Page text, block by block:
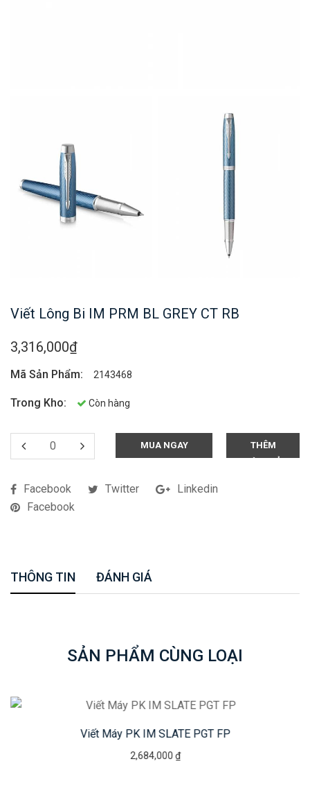
Viết Lông Bi IM PRM BL GREY CT RB
3,316,000₫
Mã Sản Phẩm: 2143468
Trong Kho: Còn hàng
MUA NGAY
THÊM
VÀO GIỎ
Facebook Twitter
Linkedin
Facebook
THÔNG TIN ĐÁNH GIÁ
SẢN PHẨM CÙNG LOẠI
Viết Máy PK IM SLATE PGT FP
2,684,000 ₫